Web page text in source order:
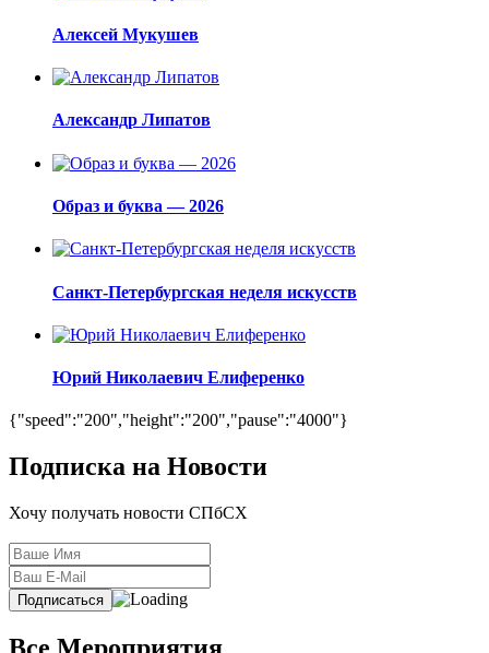
Алексей Мукушев
Александр Липатов
Образ и буква — 2026
Санкт-Петербургская неделя искусств
Юрий Николаевич Елиференко
{"speed":"200","height":"200","pause":"4000"}
Подписка на Новости
Хочу получать новости СПбСХ